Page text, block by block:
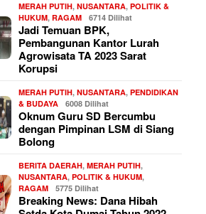
MERAH PUTIH,NUSANTARA,POLITIK &
HUKUM,RAGAM 6714 Dilihat
Jadi Temuan BPK,
Pembangunan Kantor Lurah
Agrowisata TA 2023 Sarat
Korupsi
MERAH PUTIH,NUSANTARA,PENDIDIKAN
& BUDAYA
6008 Dilihat
Oknum Guru SD Bercumbu
dengan Pimpinan LSM di Siang
Bolong
BERITA DAERAH,MERAH PUTIH,
NUSANTARA,POLITIK & HUKUM,
RAGAM
5775 Dilihat
Breaking News: Dana Hibah